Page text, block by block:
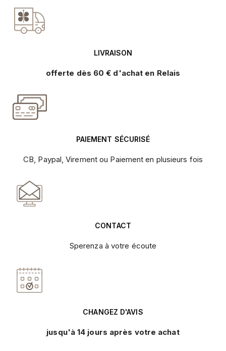
LIVRAISON
offerte dès 60 € d'achat en Relais
PAIEMENT SÉCURISÉ
CB, Paypal, Virement ou Paiement en plusieurs fois
CONTACT
Sperenza à votre écoute
CHANGEZ D'AVIS
jusqu'à 14 jours après votre achat